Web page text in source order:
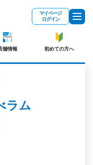
マイページ
ログイン
舗情報 初めての方へ
ラム